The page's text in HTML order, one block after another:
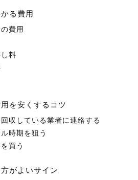
る費用
費用
料
を安くするコツ
収している業者に連絡する
時期を狙う
買う
がよいサイン